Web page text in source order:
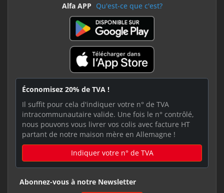
Alfa APP Qu'est-ce que c'est?
Économisez 20% de TVA !
Il suffit pour cela d'indiquer votre n° de TVA
intracommunautaire valide. Une fois le n° contrôlé,
nous pouvons vous livrer vos colis avec facture HT
partant de notre maison mère en Allemagne !
Indiquer votre n° de TVA
Abonnez-vous à notre Newsletter